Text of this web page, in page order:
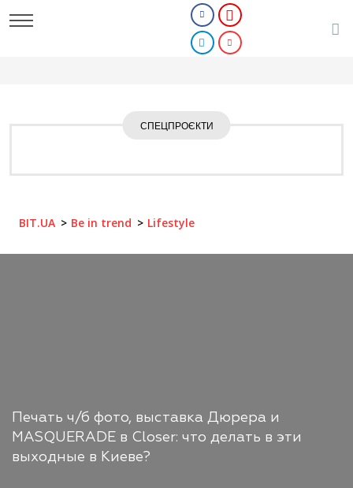
СПЕЦПРОЄКТИ
BIT.UA Be in trend Lifestyle
Печать ч/б фото, выставка Дюрера и
MASQUERADE в Closer: что делать в эти
выходные в Киеве?